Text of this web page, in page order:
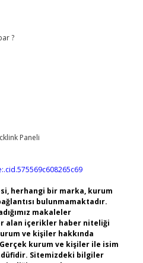
?
herhangi bir marka, kurum
bulunmamaktadır.
makaleler
alan içerikler haber niteliği
ve kişiler hakkında
kurum ve kişiler ile isim
Sitemizdeki bilgiler